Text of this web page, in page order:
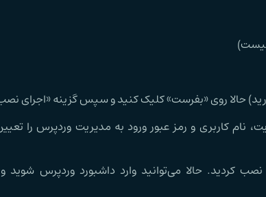
نیست)
نام کاربری و رمز عبور ورود به مدیریت وردپرس را
حالا می‌توانید وارد داشبورد وردپرس شوید و